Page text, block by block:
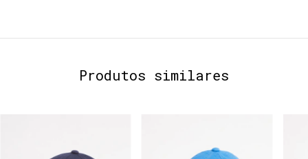
Produtos similares